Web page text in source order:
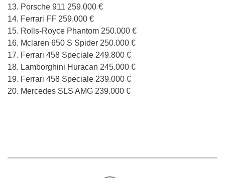
13. Porsche 911 259.000 €
14. Ferrari FF 259.000 €
15. Rolls-Royce Phantom 250.000 €
16. Mclaren 650 S Spider 250.000 €
17. Ferrari 458 Speciale 249.800 €
18. Lamborghini Huracan 245.000 €
19. Ferrari 458 Speciale 239.000 €
20. Mercedes SLS AMG 239.000 €